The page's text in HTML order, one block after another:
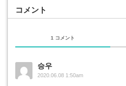
コメント
1 コメント
승우
2020.06.08 1:50am